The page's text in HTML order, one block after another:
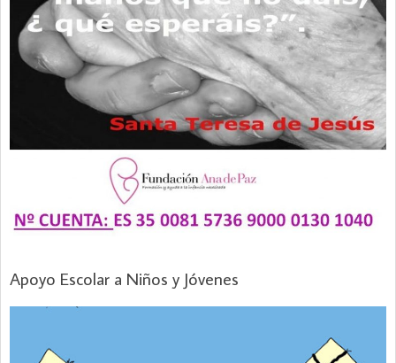
Apoyo Escolar a Niños y Jóvenes